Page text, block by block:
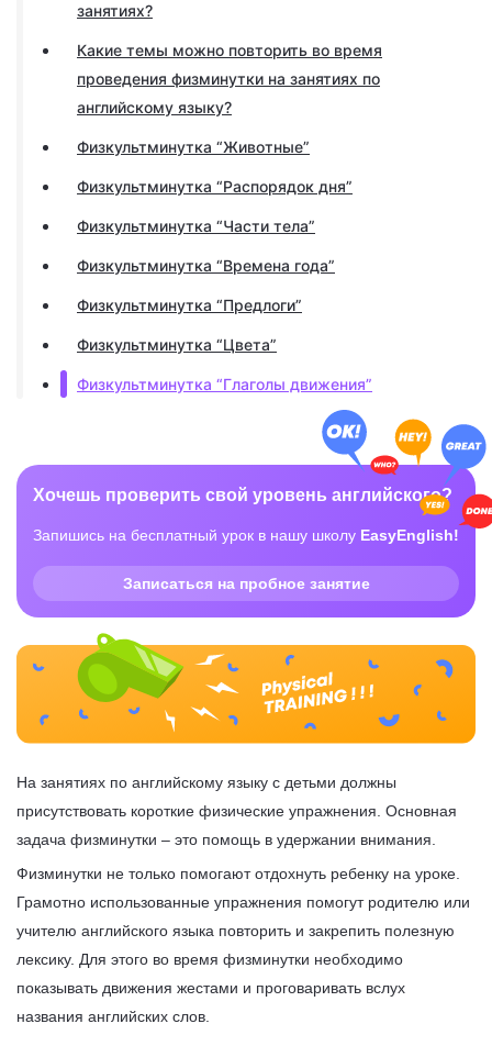
занятиях?
Какие темы можно повторить во время
проведения физминутки на занятиях по
английскому языку?
Физкультминутка “Животные”
Физкультминутка “Распорядок дня”
Физкультминутка “Части тела”
Физкультминутка “Времена года”
Физкультминутка “Предлоги”
Физкультминутка “Цвета”
Физкультминутка “Глаголы движения”
Хочешь проверить свой уровень английского?
Запишись на бесплатный урок в нашу школу EasyEnglish!
Записаться на пробное занятие
На занятиях по английскому языку с детьми должны
присутствовать короткие физические упражнения. Основная
задача физминутки – это помощь в удержании внимания.
Физминутки не только помогают отдохнуть ребенку на уроке.
Грамотно использованные упражнения помогут родителю или
учителю английского языка повторить и закрепить полезную
лексику. Для этого во время физминутки необходимо
показывать движения жестами и проговаривать вслух
названия английских слов.